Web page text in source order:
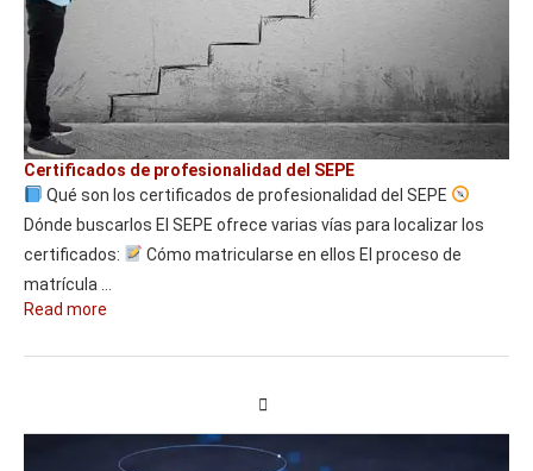
Certificados de profesionalidad del SEPE
Qué son los certificados de profesionalidad del SEPE
Dónde buscarlos El SEPE ofrece varias vías para localizar los
certificados:
Cómo matricularse en ellos El proceso de
matrícula …
Read more